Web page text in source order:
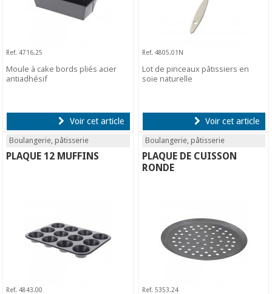
Ref. 4716.25
Moule à cake bords pliés acier
antiadhésif
Voir cet article
Ref. 4805.01N
Lot de pinceaux pâtissiers en
soie naturelle
Voir cet article
Boulangerie, pâtisserie
PLAQUE 12 MUFFINS
Ref. 4843.00
Boulangerie, pâtisserie
PLAQUE DE CUISSON
RONDE
Ref. 5353.24